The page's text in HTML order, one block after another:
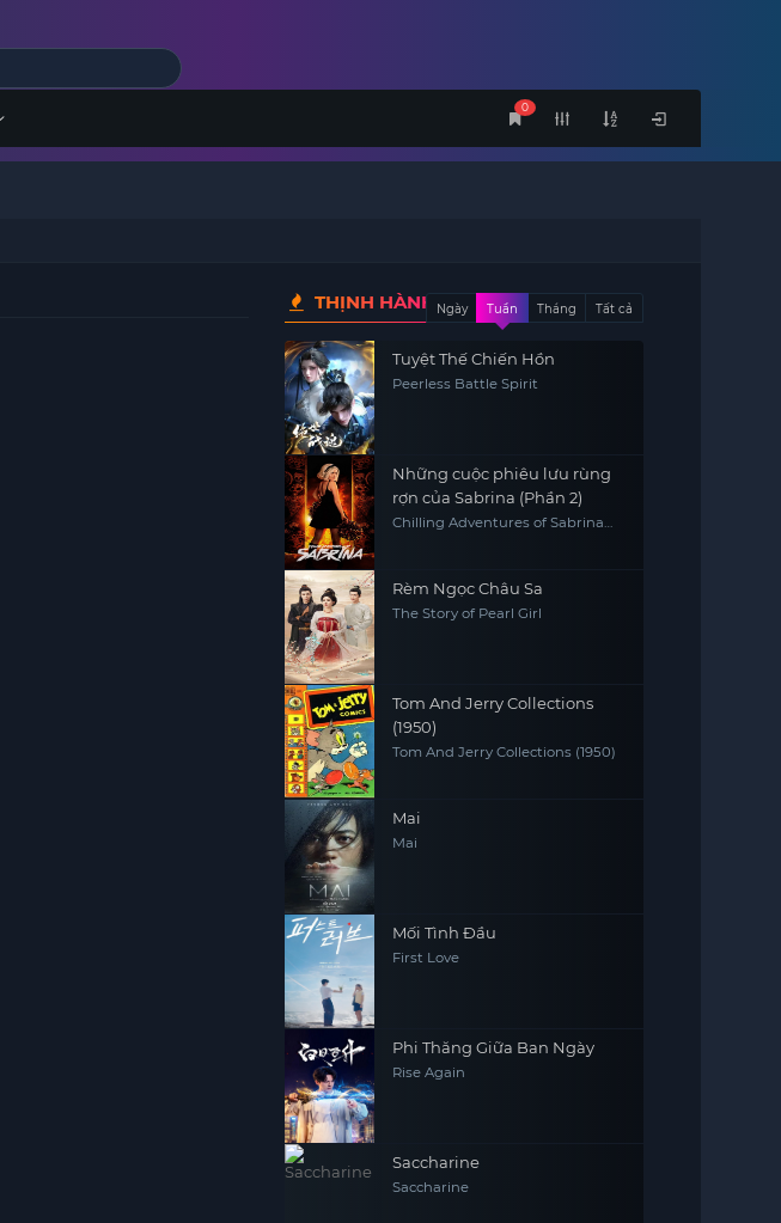
0
THỊNH HÀNHNgày Tuần Tháng Tất cả
Tuyệt Thế Chiến Hồn
Peerless Battle Spirit
Những cuộc phiêu lưu rùng
rợn của Sabrina (Phần 2)
Chilling Adventures of Sabrina
Rèm Ngọc Châu Sa
The Story of Pearl Girl
Tom And Jerry Collections
(1950)
Tom And Jerry Collections (1950)
Mai
Mai
Mối Tình Đầu
First Love
Phi Thăng Giữa Ban Ngày
Rise Again
Saccharine
Saccharine